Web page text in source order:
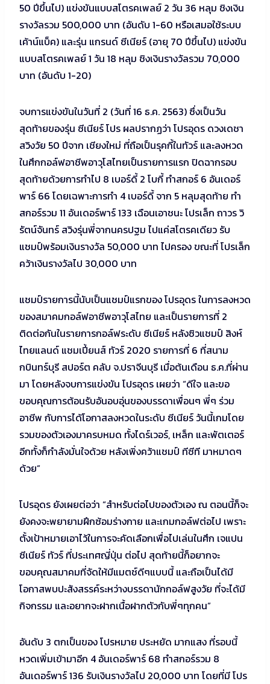
50 ปีขึ้นไป) แข่งขันแบบสโตรคเพลย์ 2 วัน 36 หลุม ชิงเงิน
รางวัลรวม 500,000 บาท (อันดับ 1-60 หรือเสมอใช้ระบบ
เค้าน์แบ็ค) และรุ่น แกรนด์ ซีเนียร์ (อายุ 70 ปีขึ้นไป) แข่งขัน
แบบสโตรคเพลย์ 1 วัน 18 หลุม ชิงเงินรางวัลรวม 70,000
บาท (อันดับ 1-20)
จบการแข่งขันในวันที่ 2 (วันที่ 16 ธ.ค. 2563) ซึ่งเป็นวัน
สุดท้ายของรุ่น ซีเนียร์ โปร ผลปรากฏว่า โปรอุดร ดวงเดชา
สวิงวัย 50 ปีจาก เชียงใหม่ ที่ถือเป็นรุคกี้ในทัวร์ และลงหวด
ในศึกกอล์ฟอาชีพอาวุโสไทยเป็นรายการแรก ปิดฉากรอบ
สุดท้ายด้วยการทำไป 8 เบอร์ดี้ 2 โบกี้ ทำสกอร์ 6 อันเดอร์
พาร์ 66 โดยเฉพาะการทำ 4 เบอร์ดี้ จาก 5 หลุมสุดท้าย ทำ
สกอร์รวม 11 อันเดอร์พาร์ 133 เฉือนเอาชนะ โปรเล็ก ถาวร วิ
รัตน์จันทร์ สวิงรุ่นพี่จากนครปฐม ไปแค่สโตรคเดียว รับ
แชมป์พร้อมเงินรางวัล 50,000 บาท ไปครอง ขณะที่ โปรเล็ก
คว้าเงินรางวัลไป 30,000 บาท
แชมป์รายการนี้นับเป็นแชมป์แรกของ โปรอุดร ในการลงหวด
ของสมาคมกอล์ฟอาชีพอาวุโสไทย และเป็นรายการที่ 2
ติดต่อกันในรายการกอล์ฟระดับ ซีเนียร์ หลังซิวแชมป์ สิงห์
ไทยแลนด์ แชมเปี้ยนส์ ทัวร์ 2020 รายการที่ 6 ที่สนาม
กบินทร์บุรี สปอร์ต คลับ จ.ปราจีนบุรี เมื่อต้นเดือน ธ.ค.ที่ผ่าน
มา โดยหลังจบการแข่งขัน โปรอุดร เผยว่า “ดีใจ และขอ
ขอบคุณการต้อนรับอันอบอุ่นของบรรดาเพื่อนๆ พี่ๆ ร่วม
อาชีพ กับการได้โอกาสลงหวดในระดับ ซีเนียร์ วันนี้เกมโดย
รวมของตัวเองมาครบหมด ทั้งไดร์เวอร์, เหล็ก และพัตเตอร์
อีกทั้งก็กำลังมั่นใจด้วย หลังเพิ่งคว้าแชมป์ ทีซีที มาหมาดๆ
ด้วย”
โปรอุดร ยังเผยต่อว่า “สำหรับต่อไปของตัวเอง ณ ตอนนี้ก็จะ
ยังคงจะพยายามฝึกซ้อมร่างกาย และเกมกอล์ฟต่อไป เพราะ
ตั้งเป้าหมายเอาไว้ในการจะคัดเลือกเพื่อไปเล่นในศึก เจแปน
ซีเนียร์ ทัวร์ ที่ประเทศญี่ปุ่น ต่อไป สุดท้ายนี้ก็อยากจะ
ขอบคุณสมาคมที่จัดให้มีแมตช์ดีๆแบบนี้ และถือเป็นได้มี
โอกาสพบปะสังสรรค์ระหว่างบรรดานักกอล์ฟสูงวัย ที่จะได้มี
กิจกรรม และอยากจะฝากเนื้อฝากตัวกับพี่ๆทุกคน”
อันดับ 3 ตกเป็นของ โปรหมาย ประหยัด มากแสง ที่รอบนี้
หวดเพิ่มเข้ามาอีก 4 อันเดอร์พาร์ 68 ทำสกอร์รวม 8
อันเดอร์พาร์ 136 รับเงินรางวัลไป 20,000 บาท โดยที่มี โปร